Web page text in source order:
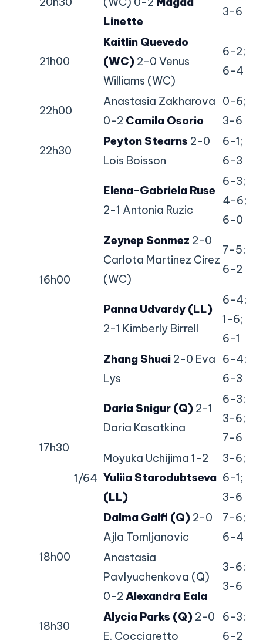
1/64
Linette
3-6
21h00
Kaitlin Quevedo
(WC) 2-0 Venus
Williams (WC)
6-2;
6-4
22h00
Anastasia Zakharova
0-2 Camila Osorio
0-6;
3-6
22h30
Peyton Stearns 2-0
Lois Boisson
6-1;
6-3
16h00
Elena-Gabriela Ruse
2-1 Antonia Ruzic
6-3;
4-6;
6-0
Zeynep Sonmez 2-0
Carlota Martinez Cirez
(WC)
7-5;
6-2
Panna Udvardy (LL)
2-1 Kimberly Birrell
6-4;
1-6;
6-1
Zhang Shuai 2-0 Eva
Lys
6-4;
6-3
17h30
Daria Snigur (Q) 2-1
Daria Kasatkina
6-3;
3-6;
7-6
Moyuka Uchijima 1-2
Yuliia Starodubtseva
(LL)
3-6;
6-1;
3-6
18h00
Dalma Galfi (Q) 2-0
Ajla Tomljanovic
7-6;
6-4
Anastasia
Pavlyuchenkova (Q)
0-2 Alexandra Eala
3-6;
3-6
18h30
Alycia Parks (Q) 2-0
E. Cocciaretto
6-3;
6-2